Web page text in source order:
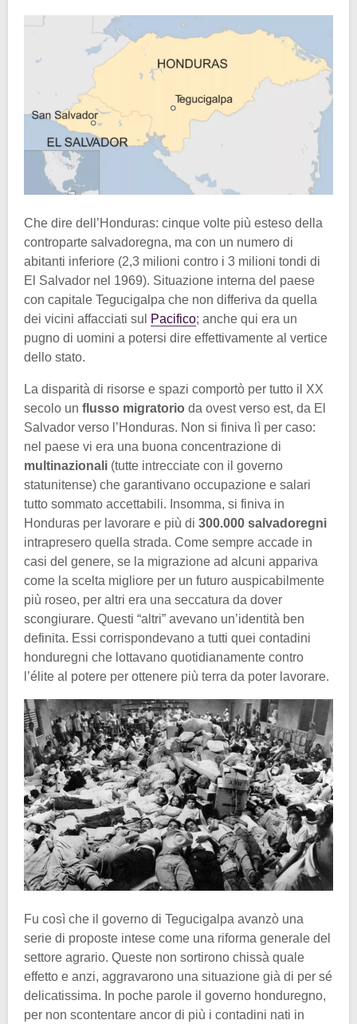
Che dire dell’Honduras: cinque volte più esteso della
controparte salvadoregna, ma con un numero di
abitanti inferiore (2,3 milioni contro i 3 milioni tondi di
El Salvador nel 1969). Situazione interna del paese
con capitale Tegucigalpa che non differiva da quella
dei vicini affacciati sul
Pacifico; anche qui era un
pugno di uomini a potersi dire effettivamente al vertice
dello stato.
La disparità di risorse e spazi comportò per tutto il XX
secolo un flusso migratorio da ovest verso est, da El
Salvador verso l’Honduras. Non si finiva lì per caso:
nel paese vi era una buona concentrazione di
multinazionali (tutte intrecciate con il governo
statunitense) che garantivano occupazione e salari
tutto sommato accettabili. Insomma, si finiva in
Honduras per lavorare e più di 300.000 salvadoregni
intrapresero quella strada. Come sempre accade in
casi del genere, se la migrazione ad alcuni appariva
come la scelta migliore per un futuro auspicabilmente
più roseo, per altri era una seccatura da dover
scongiurare. Questi “altri” avevano un’identità ben
definita. Essi corrispondevano a tutti quei contadini
honduregni che lottavano quotidianamente contro
l’élite al potere per ottenere più terra da poter lavorare.
Fu così che il governo di Tegucigalpa avanzò una
serie di proposte intese come una riforma generale del
settore agrario. Queste non sortirono chissà quale
effetto e anzi, aggravarono una situazione già di per sé
delicatissima. In poche parole il governo honduregno,
per non scontentare ancor di più i contadini nati in